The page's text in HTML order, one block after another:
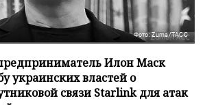
Фото: Zuma/ТАСС
Илон Маск
украинских властей о
связи Starlink для атак